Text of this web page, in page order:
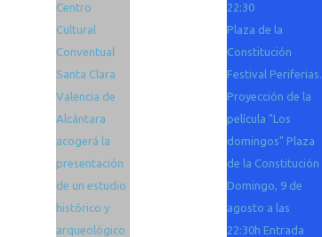
Centro
Cultural
Conventual
Santa Clara
Valencia de
Alcántara
acogerá la
presentación
de un estudio
histórico y
arqueológico
22:30
Plaza de la
Constitución
Festival Periferias.
Proyección de la
película "Los
domingos" Plaza
de la Constitución
Domingo, 9 de
agosto a las
22:30h Entrada